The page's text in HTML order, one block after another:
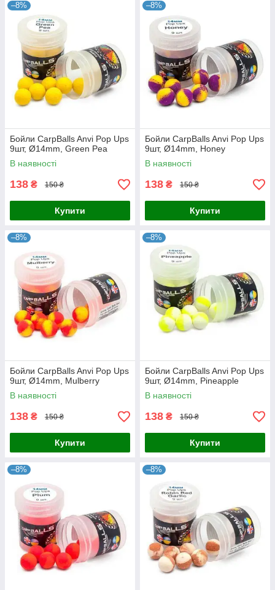
–8%
Бойли CarpBalls Anvi Pop Ups
9шт, Ø14mm, Green Pea
В наявності
138 ₴ 150 ₴
Купити
–8%
Бойли CarpBalls Anvi Pop Ups
9шт, Ø14mm, Honey
В наявності
138 ₴ 150 ₴
Купити
–8%
Бойли CarpBalls Anvi Pop Ups
9шт, Ø14mm, Mulberry
В наявності
138 ₴ 150 ₴
Купити
–8%
Бойли CarpBalls Anvi Pop Ups
9шт, Ø14mm, Pineapple
В наявності
138 ₴ 150 ₴
Купити
–8% –8%